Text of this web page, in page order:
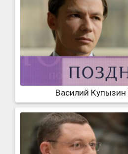
Василий